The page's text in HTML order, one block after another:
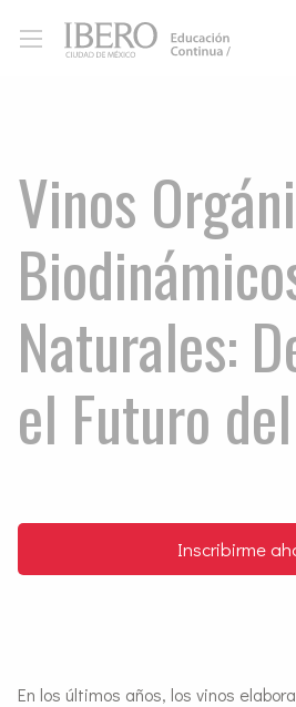
Vinos
Naturales:
el Futuro
Inscribirme
En los últimos años, los vinos